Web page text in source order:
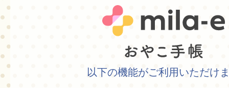
以下の機能がご利用いただけ